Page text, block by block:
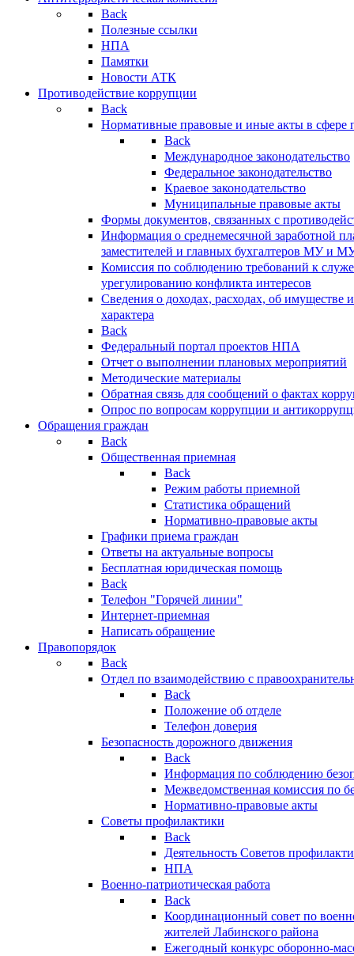
Back
Полезные ссылки
НПА
Памятки
Новости АТК
Противодействие коррупции
Back
Нормативные правовые и иные акты в сфере
Back
Международное законодательство
Федеральное законодательство
Краевое законодательство
Муниципальные правовые акты
Формы документов, связанных с
Информация о среднемесячной заработной
заместителей и главных бухгалтеров МУ и
Комиссия по соблюдению требований к
урегулированию конфликта интересов
Сведения о доходах, расходах, об имуществе
характера
Back
Федеральный портал проектов НПА
Отчет о выполнении плановых мероприятий
Методические материалы
Обратная связь для сообщений о фактах
Опрос по вопросам коррупции и
Обращения граждан
Back
Общественная приемная
Back
Режим работы приемной
Статистика обращений
Нормативно-правовые акты
Графики приема граждан
Ответы на актуальные вопросы
Бесплатная юридическая помощь
Back
Телефон "Горячей линии"
Интернет-приемная
Написать обращение
Правопорядок
Back
Отдел по взаимодействию с
Back
Положение об отделе
Телефон доверия
Безопасность дорожного движения
Back
Информация по соблюдению
Межведомственная комиссия по
Нормативно-правовые акты
Советы профилактики
Back
Деятельность Советов
НПА
Военно-патриотическая работа
Back
Координационный совет по
жителей Лабинского района
Ежегодный конкурс оборонно-